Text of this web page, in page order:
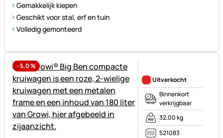
Gemakkelijk kiepen
Geschikt voor stal, erf en tuin
Volledig gemonteerd
-5,0%
Uitverkocht
Binnenkort
verkrijgbaar
32,00 kg
521083